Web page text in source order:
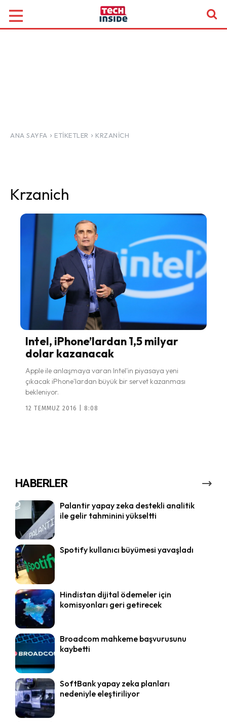
ANA SAYFA ETIKETLER KRZANICH
Krzanich
Intel, iPhone’lardan 1,5 milyar
dolar kazanacak
Apple ile anlaşmaya varan Intel'in piyasaya yeni
çıkacak iPhone'lardan büyük bir servet kazanması
bekleniyor.
12 TEMMUZ 2016 | 8:08
HABERLER
Palantir yapay zeka destekli analitik
ile gelir tahminini yükseltti
Spotify kullanıcı büyümesi yavaşladı
Hindistan dijital ödemeler için
komisyonları geri getirecek
Broadcom mahkeme başvurusunu
kaybetti
SoftBank yapay zeka planları
nedeniyle eleştiriliyor